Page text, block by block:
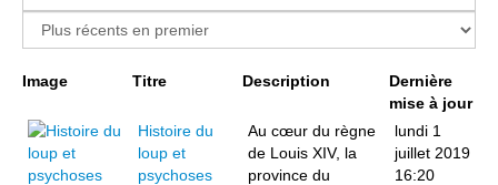
Image Titre Description
Dernière
mise à jour
Histoire du
loup et
psychoses
Au cœur du règne
de Louis XIV, la
province du
lundi 1
juillet 2019
16:20